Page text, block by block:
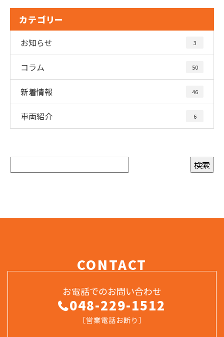
カテゴリー
お知らせ 3
コラム 50
新着情報 46
車両紹介 6
CONTACT
お電話でのお問い合わせ
048-229-1512
［営業電話お断り］